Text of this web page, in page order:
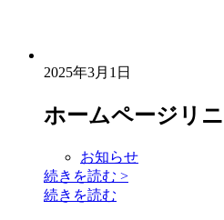
2025年3月1日
ホームページリ
お知らせ
続きを読む >
続きを読む